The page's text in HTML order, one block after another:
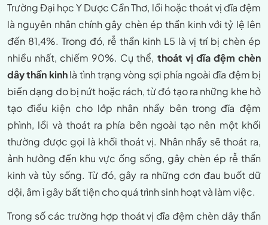
Trường Đại học Y Dược Cần Thơ, lồi hoặc thoát vị đĩa đệm
là nguyên nhân chính gây chèn ép thần kinh với tỷ lệ lên
đến 81,4%. Trong đó, rễ thần kinh L5 là vị trí bị chèn ép
nhiều nhất, chiếm 90%. Cụ thể, thoát vị đĩa đệm chèn
dây thần kinhlà tình trạng vòng sợi phía ngoài đĩa đệm bị
biến dạng do bị nứt hoặc rách, từ đó tạo ra những khe hở
tạo điều kiện cho lớp nhân nhầy bên trong đĩa đệm
phình, lồi và thoát ra phía bên ngoài tạo nên một khối
thường được gọi là khối thoát vị. Nhân nhầy sẽ thoát ra,
ảnh hưởng đến khu vực ống sống, gây chèn ép rễ thần
kinh và tủy sống. Từ đó, gây ra những cơn đau buốt dữ
dội, âm ỉ gây bất tiện cho quá trình sinh hoạt và làm việc.
Trong số các trường hợp thoát vị đĩa đệm chèn dây thần